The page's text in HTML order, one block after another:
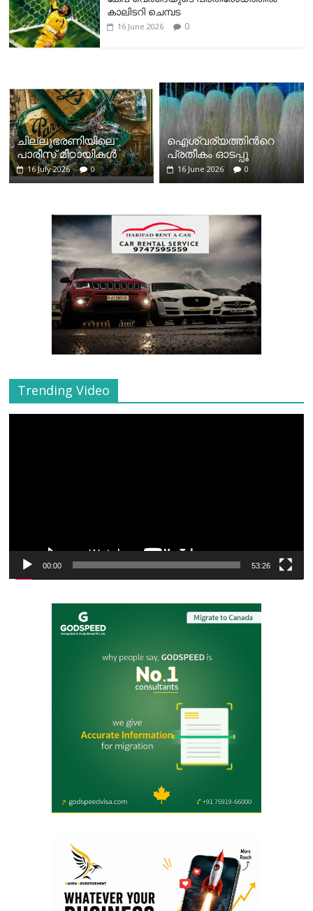
കാലിടറി ചെമ്പട
16 June 2026 0
ചില്ലുഭരണിയിലെ
പാരീസ് മിഠായികള്‍
16 July 2026 0
ഐശ്വര്യത്തിന്‍റെ
പ്രതീകം ഓടപ്പൂ
16 June 2026 0
Trending Video
00:00 53:26